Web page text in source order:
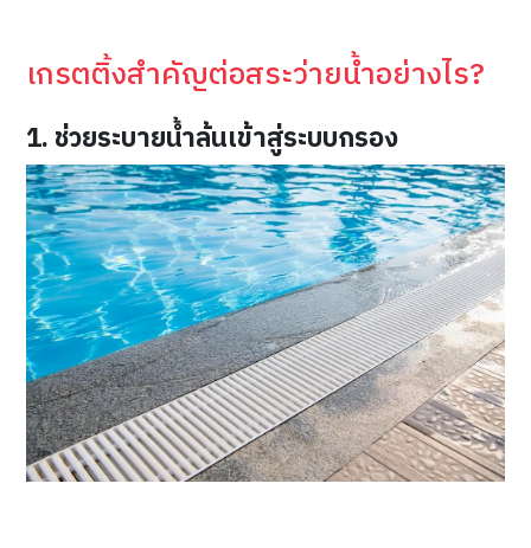
เกรตติ้งสำคัญต่อสระว่ายน้ำอย่างไร?
1. ช่วยระบายน้ำล้นเข้าสู่ระบบกรอง